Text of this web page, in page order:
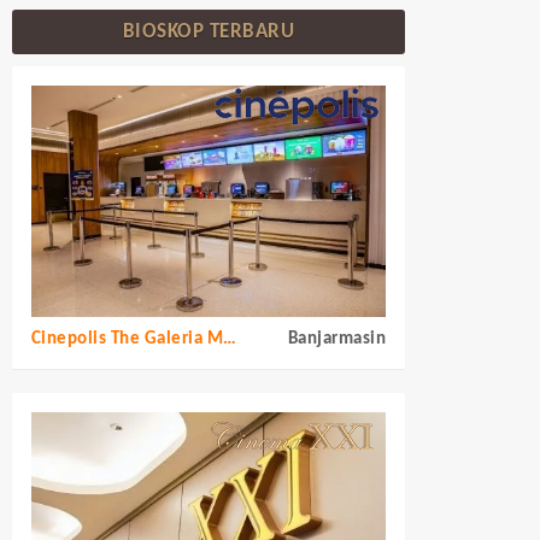
BIOSKOP TERBARU
Cinepolis The Galeria Mall Banjarmasin